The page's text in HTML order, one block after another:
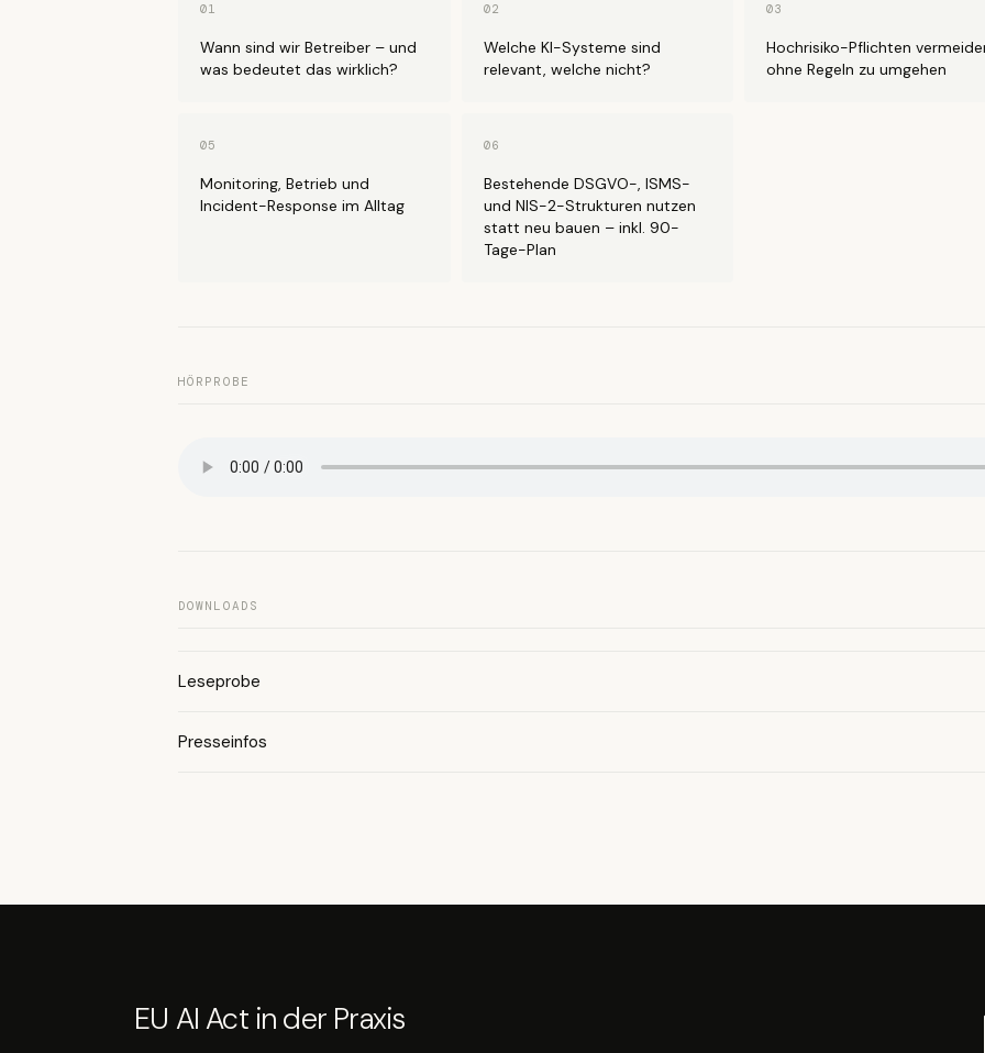
01
Wann sind wir Betreiber – und
was bedeutet das wirklich?
02
Welche KI-Systeme sind
relevant, welche nicht?
03
Hochrisiko-Pflichten
ohne Regeln zu umgehen
05
Monitoring, Betrieb und
Incident-Response im Alltag
06
Bestehende DSGVO-, ISMS-
und NIS-2-Strukturen nutzen
statt neu bauen – inkl. 90-
Tage-Plan
HÖRPROBE
DOWNLOADS
Leseprobe
Presseinfos
EU AI Act in der Praxis